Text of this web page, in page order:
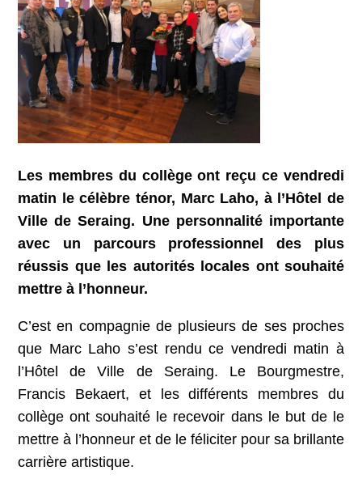
Les membres du collège ont reçu ce vendredi
matin le célèbre ténor, Marc Laho, à l’Hôtel de
Ville de Seraing. Une personnalité importante
avec un parcours professionnel des plus
réussis que les autorités locales ont souhaité
mettre à l’honneur.
C’est en compagnie de plusieurs de ses proches
que Marc Laho s’est rendu ce vendredi matin à
l’Hôtel de Ville de Seraing. Le Bourgmestre,
Francis Bekaert, et les différents membres du
collège ont souhaité le recevoir dans le but de le
mettre à l’honneur et de le féliciter pour sa brillante
carrière artistique.